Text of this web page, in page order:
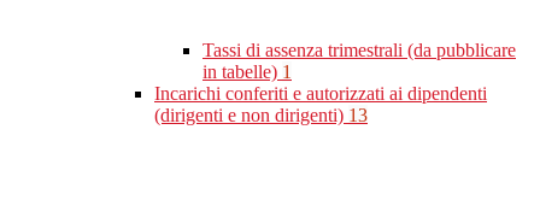
Tassi di assenza trimestrali (da pubblicare
in tabelle) 1
Incarichi conferiti e autorizzati ai dipendenti
(dirigenti e non dirigenti) 13